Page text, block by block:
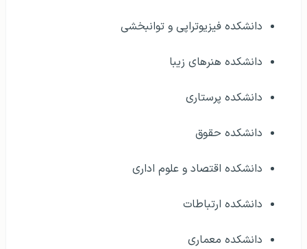
دانشکده فیزیوتراپی و توانبخشی
دانشکده هنرهای زیبا
دانشکده پرستاری
دانشکده حقوق
دانشکده اقتصاد و علوم اداری
دانشکده ارتباطات
دانشکده معماری